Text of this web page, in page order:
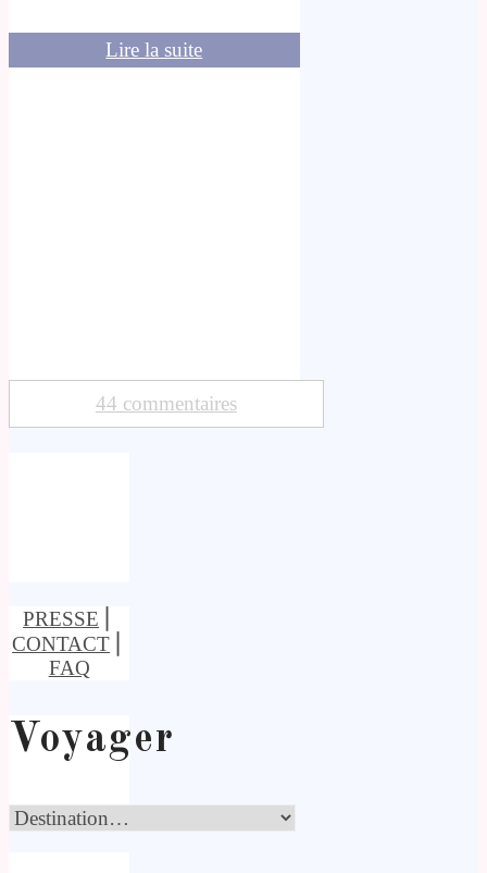
Lire la suite
44 commentaires
PRESSE
CONTACT
FAQ
Voyager